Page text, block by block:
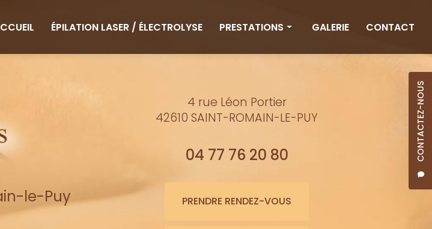
CONTACTEZ-NOUS
ÉPILATION LASER / ÉLECTROLYSE PRESTATIONS
Minceur
Bienfaits de l'eau
GALERIE CONTACT
le-Puy
4 rue Léon Portier
42610 SAINT-ROMAIN-LE-PUY
04 77 76 20 80
PRENDRE RENDEZ-VOUS